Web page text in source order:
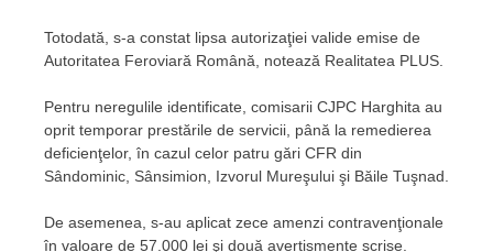
Totodată, s-a constat lipsa autorizaţiei valide emise de
Autoritatea Feroviară Română, notează Realitatea PLUS.
Pentru neregulile identificate, comisarii CJPC Harghita au
oprit temporar prestările de servicii, până la remedierea
deficienţelor, în cazul celor patru gări CFR din
Sândominic, Sânsimion, Izvorul Mureşului şi Băile Tuşnad.
De asemenea, s-au aplicat zece amenzi contravenţionale
în valoare de 57.000 lei şi două avertismente scrise.